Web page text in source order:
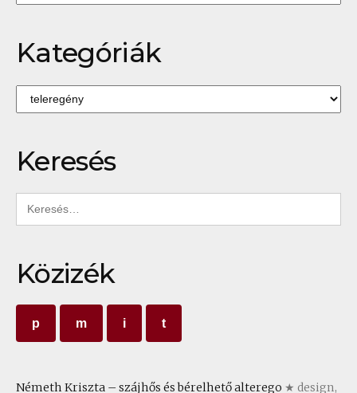
Kategóriák
Kategóriák
Keresés
Keresés:
Közizék
p m i t
Németh Kriszta – szájhős és bérelhető alterego ★ design,